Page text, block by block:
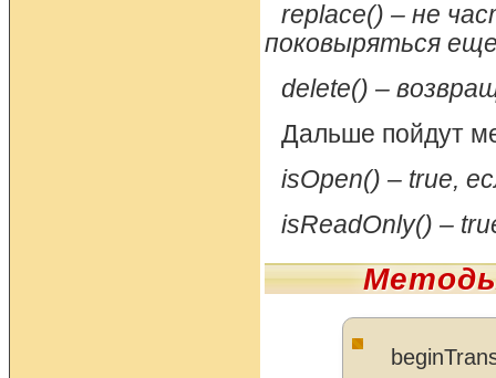
replace() – не
поковыряться
delete() –
Дальше пойдут
isOpen() – true,
isReadOnly() –